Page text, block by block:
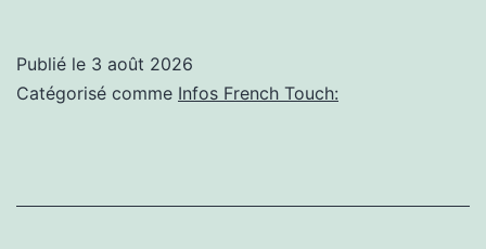
Jordan
Publié le 3 août 2026
Catégorisé comme Infos French Touch: